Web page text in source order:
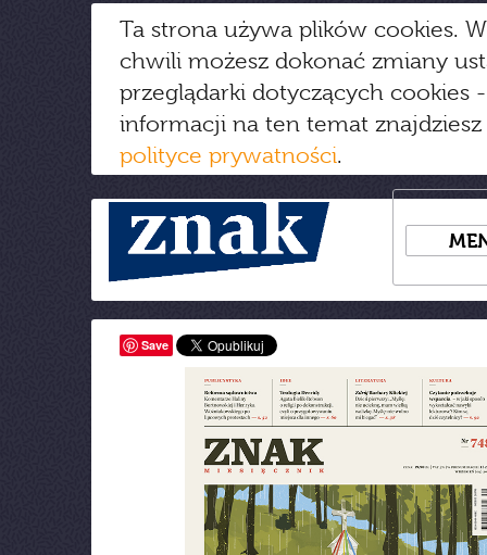
Ta strona używa plików cookies.
chwili możesz dokonać zmiany
przeglądarki dotyczących cookies
informacji na ten temat
polityce prywatności.
Save